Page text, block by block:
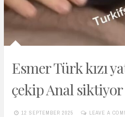
Esmer Türk kızı
çekip Anal siktiyor
12 SEPTEMBER 2025
LEAVE A